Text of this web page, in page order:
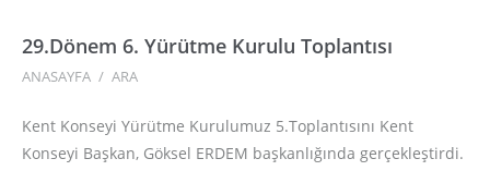
29.Dönem 6. Yürütme Kurulu Toplantısı
ANASAYFA / ARA
Kent Konseyi Yürütme Kurulumuz 5.Toplantısını Kent
Konseyi Başkan, Göksel ERDEM başkanlığında gerçekleştirdi.